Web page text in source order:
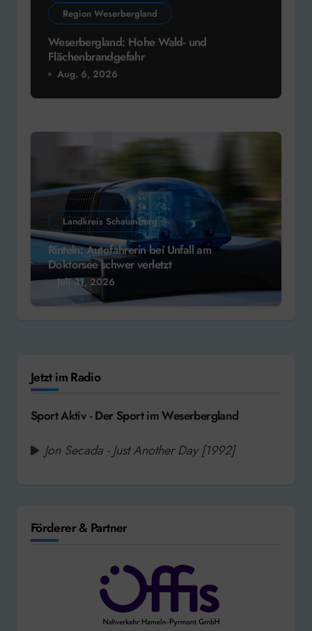
Region Weserbergland
Weserbergland: Hohe Wald- und
Flächenbrandgefahr
Aug. 6, 2026
Landkreis Schaumburg
Rinteln: Autofahrerin bei Unfall am
Doktorsee schwer verletzt
Juli 31, 2026
Jetzt im Radio
Sport Aktiv - Der Sport im Weserbergland
Jon Secada - Just Another Day [1992]
Förderer & Partner